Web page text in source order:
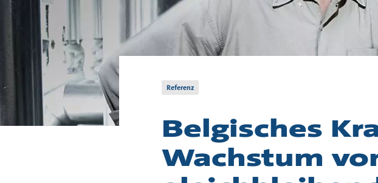
Referenz
Belgisches
Wachstum